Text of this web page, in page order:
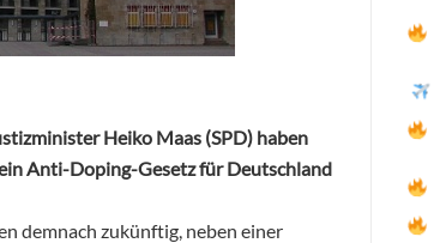
Heiko Maas (SPD) haben
Anti-Doping-Gesetz für Deutschland
demnach zukünftig, neben einer